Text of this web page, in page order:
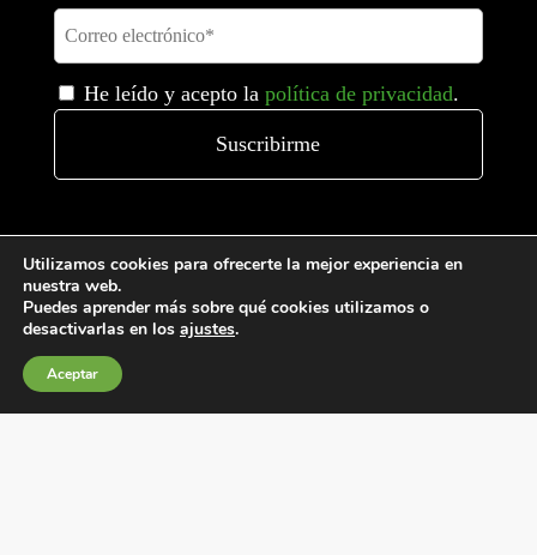
He leído y acepto la política de privacidad.
Utilizamos cookies para ofrecerte la mejor experiencia en
nuestra web.
Puedes aprender más sobre qué cookies utilizamos o
desactivarlas en los ajustes.
Aceptar